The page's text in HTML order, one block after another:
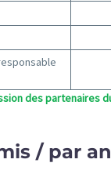
des partenaires
/ par